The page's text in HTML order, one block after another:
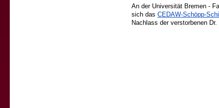
An der Universität Bremen -
sich das CEDAW-Schöpp-
Nachlass der verstorbenen